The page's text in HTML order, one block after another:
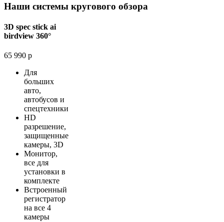
Наши системы кругового обзора
3D spec stick ai
birdview 360°
65 990 р
Для
больших
авто,
автобусов и
спецтехники
HD
разрешение,
защищенные
камеры, 3D
Монитор,
все для
установки в
комплекте
Встроенный
регистратор
на все 4
камеры